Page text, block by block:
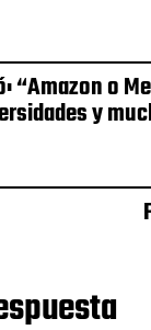
“Amazon o
y